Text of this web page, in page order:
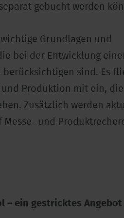
gebucht werden
Grundlagen und
bei der Entwicklung
sind. Es
Produktion mit ein,
Zusätzlich werden
und
– ein gestricktes Angebot